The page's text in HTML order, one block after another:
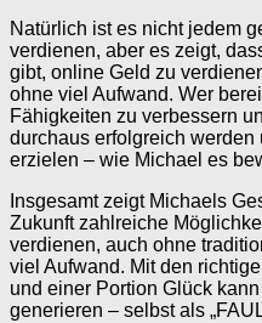
Natürlich ist es nicht jedem
verdienen, aber es zeigt,
gibt, online Geld zu
ohne viel Aufwand. Wer
Fähigkeiten zu verbessern
durchaus erfolgreich
erzielen – wie Michael es
Insgesamt zeigt Michaels
Zukunft zahlreiche
verdienen, auch ohne
viel Aufwand. Mit den
und einer Portion Glück
generieren – selbst als